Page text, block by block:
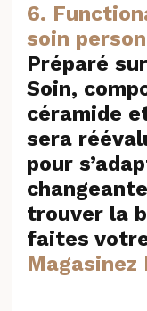
6.
soin
Préparé
Soin,
céramide
sera
pour
trouver la
faites
Magasinez